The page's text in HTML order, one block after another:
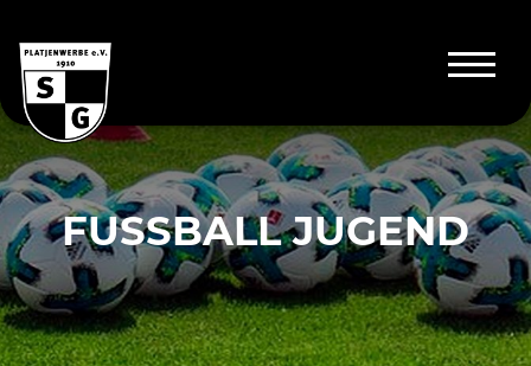
FUSSBALL JUGEND